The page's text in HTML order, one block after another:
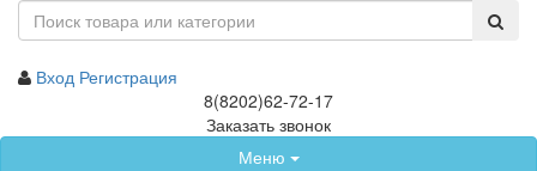
Вход Регистрация
8(8202)62-72-17
Заказать звонок
Меню